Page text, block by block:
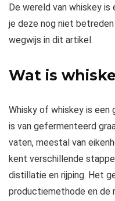
De wereld van whiskey
je deze nog niet
wegwijs in dit artikel.
Wat is
Whisky of whiskey is een
is van gefermenteerd
vaten, meestal van
kent verschillende
distillatie en rijping. Het
productiemethode en de